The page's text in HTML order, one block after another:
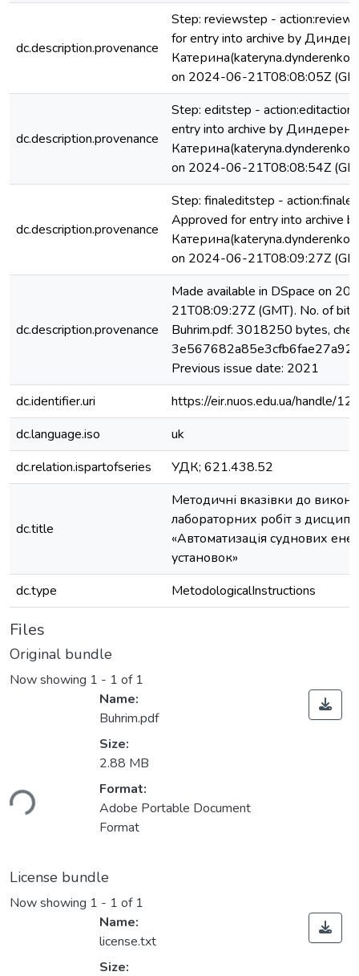
dc.description.provenance
Step: reviewstep -
for entry into archive by
on 2024-06-21T08:08:05Z
dc.description.provenance
Step: editstep - action:editaction
entry into archive by
on 2024-06-21T08:08:54Z
dc.description.provenance
Step: finaleditstep -
Approved for entry into archive
on 2024-06-21T08:09:27Z
dc.description.provenance
Made available in DSpace on
21T08:09:27Z (GMT). No. of
Buhrim.pdf: 3018250 bytes,
Previous issue date: 2021
dc.identifier.uri
https://eir.nuos.edu.ua/handle/
dc.language.iso
uk
dc.relation.ispartofseries
УДК; 621.438.52
dc.title
Методичні вказівки до
лабораторних робіт з
«Автоматизація суднових
установок»
dc.type
MetodologicalInstructions
Files
Original bundle
Now showing 1 - 1 of 1
Name:
Buhrim.pdf
Size:
2.88 MB
Format:
Adobe Portable Document
Format
License bundle
Now showing 1 - 1 of 1
Name:
license.txt
Size: